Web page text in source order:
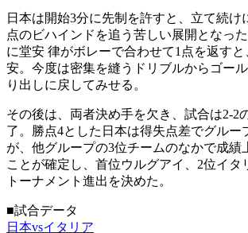
日本は開始3分に先制を許すと、立て続け
点のビハインドを追う苦しい展開となっ
に堂安 律がボレーで合わせて1点を返す
安。今度は密集を縫うドリブルからゴー
り出しに戻してみせる。
その後は、両者決め手を欠き、試合は2-2
了。勝点4とした日本は得失点差でグルー
が、他グループの3位チームのなかで成績
ことが確定し、首位ウルグアイ、2位イタ
トーナメント進出を決めた。
■試合データ
日本vsイタリア